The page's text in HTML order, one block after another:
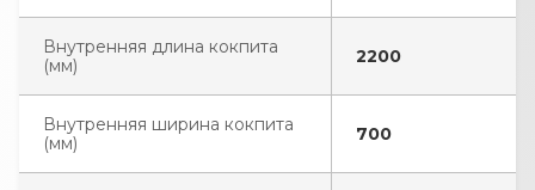
Внутренняя длина кокпита
(мм)
2200
Внутренняя ширина кокпита
(мм)
700